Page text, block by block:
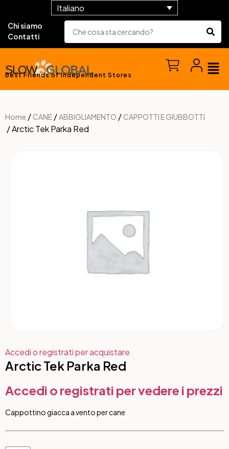
Italiano
Chi siamo
Contatti
Best Friends of Independent Stores
Home / CANE /ABBIGLIAMENTO / CAPPOTTI E GIUBBOTTI
/ Arctic Tek Parka Red
Accedi o registrati per acquistare
Arctic Tek Parka Red
Accedi o registrati per vedere i prezzi
Cappottino giacca a vento per cane